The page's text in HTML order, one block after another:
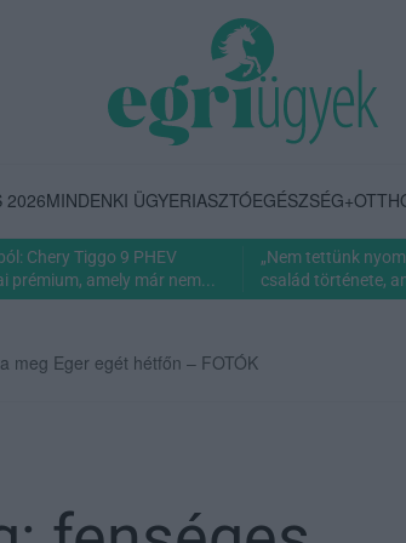
2026MINDENKI ÜGYERIASZTÓEGÉSZSÉG+
Chery Tiggo 9 PHEV
prémium, amely már nem...
„Nem tettünk
család története,
meg Eger egét hétfőn – FOTÓK